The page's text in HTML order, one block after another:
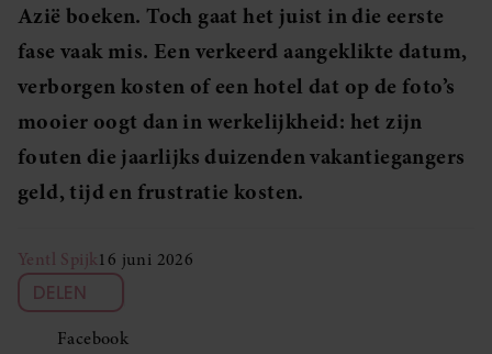
Azië boeken. Toch gaat het juist in die eerste
fase vaak mis. Een verkeerd aangeklikte datum,
verborgen kosten of een hotel dat op de foto’s
mooier oogt dan in werkelijkheid: het zijn
fouten die jaarlijks duizenden vakantiegangers
geld, tijd en frustratie kosten.
Yentl Spijk16 juni 2026
DELEN
Facebook